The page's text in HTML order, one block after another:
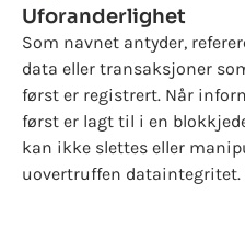
Uforanderlighet
Som navnet antyder,
data eller transaksjoner
først er registrert. Når
først er lagt til i en
kan ikke slettes eller
uovertruffen dataintegritet.